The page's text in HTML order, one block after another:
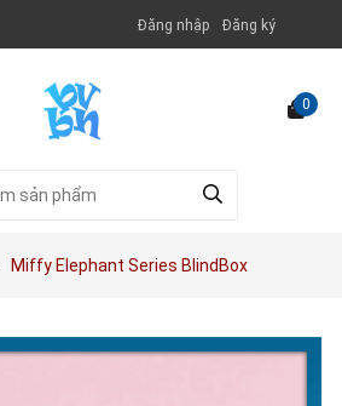
Đăng nhập Đăng ký
0
Miffy Elephant Series BlindBox